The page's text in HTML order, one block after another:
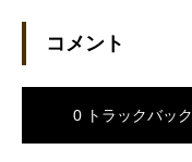
コメント
0 トラックバック